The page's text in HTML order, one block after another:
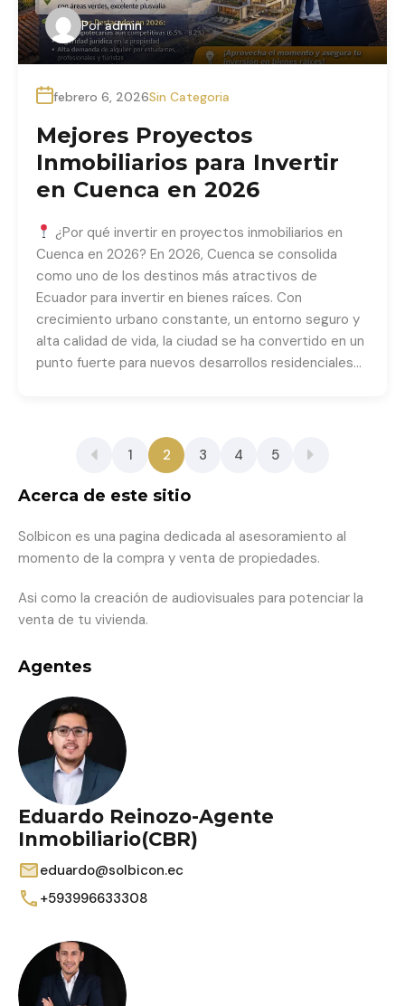
Por admin
febrero 6, 2026Sin Categoria
Mejores Proyectos
Inmobiliarios para Invertir
en Cuenca en 2026
¿Por qué invertir en proyectos inmobiliarios en
Cuenca en 2026? En 2026, Cuenca se consolida
como uno de los destinos más atractivos de
Ecuador para invertir en bienes raíces. Con
crecimiento urbano constante, un entorno seguro y
alta calidad de vida, la ciudad se ha convertido en un
punto fuerte para nuevos desarrollos residenciales…
1 2 3 4 5
Acerca de este sitio
Solbicon es una pagina dedicada al asesoramiento al
momento de la compra y venta de propiedades.
Asi como la creación de audiovisuales para potenciar la
venta de tu vivienda.
Agentes
Eduardo Reinozo-Agente
Inmobiliario(CBR)
eduardo@solbicon.ec
+593996633308